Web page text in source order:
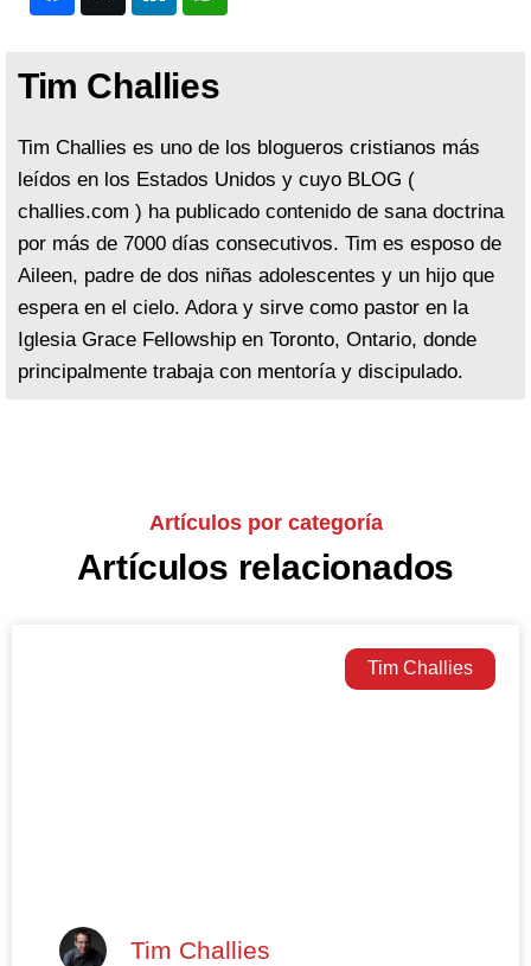
Tim Challies
Tim Challies es uno de los blogueros cristianos más
leídos en los Estados Unidos y cuyo BLOG (
challies.com ) ha publicado contenido de sana doctrina
por más de 7000 días consecutivos. Tim es esposo de
Aileen, padre de dos niñas adolescentes y un hijo que
espera en el cielo. Adora y sirve como pastor en la
Iglesia Grace Fellowship en Toronto, Ontario, donde
principalmente trabaja con mentoría y discipulado.
Artículos por categoría
Artículos relacionados
Tim Challies
Tim Challies